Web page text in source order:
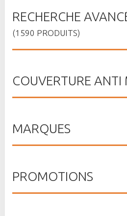
RECHERCHE
(1590 PRODUITS)
COUVERTURE ANTI
MARQUES
PROMOTIONS